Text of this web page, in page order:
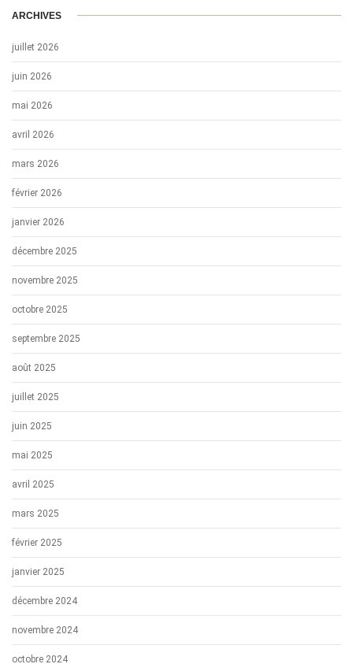
ARCHIVES
juillet 2026
juin 2026
mai 2026
avril 2026
mars 2026
février 2026
janvier 2026
décembre 2025
novembre 2025
octobre 2025
septembre 2025
août 2025
juillet 2025
juin 2025
mai 2025
avril 2025
mars 2025
février 2025
janvier 2025
décembre 2024
novembre 2024
octobre 2024